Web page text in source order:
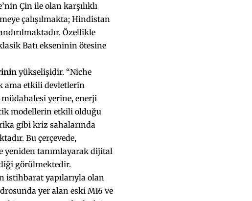
Çin ile olan karşılıklı
çalışılmakta; Hindistan
Özellikle
Batı ekseninin ötesine
yükselişidir. “Niche
ama etkili devletlerin
yerine, enerji
modellerin etkili olduğu
gibi kriz sahalarında
Bu çerçevede,
yeniden tanımlayarak dijital
görülmektedir.
istihbarat yapılarıyla olan
yer alan eski MI6 ve